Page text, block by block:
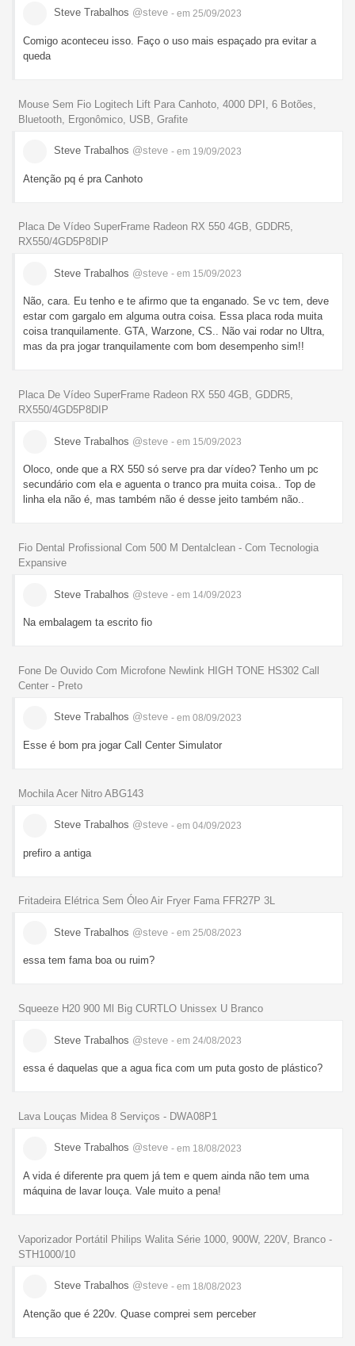
Steve Trabalhos @steve - em 25/09/2023
Comigo aconteceu isso. Faço o uso mais espaçado pra evitar a
queda
Mouse Sem Fio Logitech Lift Para Canhoto, 4000 DPI, 6 Botões,
Bluetooth, Ergonômico, USB, Grafite
Steve Trabalhos @steve - em 19/09/2023
Atenção pq é pra Canhoto
Placa De Vídeo SuperFrame Radeon RX 550 4GB, GDDR5,
RX550/4GD5P8DIP
Steve Trabalhos @steve - em 15/09/2023
Não, cara. Eu tenho e te afirmo que ta enganado. Se vc tem, deve
estar com gargalo em alguma outra coisa. Essa placa roda muita
coisa tranquilamente. GTA, Warzone, CS.. Não vai rodar no Ultra,
mas da pra jogar tranquilamente com bom desempenho sim!!
Placa De Vídeo SuperFrame Radeon RX 550 4GB, GDDR5,
RX550/4GD5P8DIP
Steve Trabalhos @steve - em 15/09/2023
Oloco, onde que a RX 550 só serve pra dar vídeo? Tenho um pc
secundário com ela e aguenta o tranco pra muita coisa.. Top de
linha ela não é, mas também não é desse jeito também não..
Fio Dental Profissional Com 500 M Dentalclean - Com Tecnologia
Expansive
Steve Trabalhos @steve - em 14/09/2023
Na embalagem ta escrito fio
Fone De Ouvido Com Microfone Newlink HIGH TONE HS302 Call
Center - Preto
Steve Trabalhos @steve - em 08/09/2023
Esse é bom pra jogar Call Center Simulator
Mochila Acer Nitro ABG143
Steve Trabalhos @steve - em 04/09/2023
prefiro a antiga
Fritadeira Elétrica Sem Óleo Air Fryer Fama FFR27P 3L
Steve Trabalhos @steve - em 25/08/2023
essa tem fama boa ou ruim?
Squeeze H20 900 Ml Big CURTLO Unissex U Branco
Steve Trabalhos @steve - em 24/08/2023
essa é daquelas que a agua fica com um puta gosto de plástico?
Lava Louças Midea 8 Serviços - DWA08P1
Steve Trabalhos @steve - em 18/08/2023
A vida é diferente pra quem já tem e quem ainda não tem uma
máquina de lavar louça. Vale muito a pena!
Vaporizador Portátil Philips Walita Série 1000, 900W, 220V, Branco -
STH1000/10
Steve Trabalhos @steve - em 18/08/2023
Atenção que é 220v. Quase comprei sem perceber